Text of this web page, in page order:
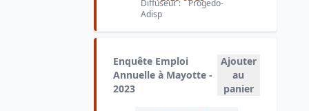
Diffuseur :
Progedo-
Adisp
Enquête Emploi
Annuelle à Mayotte -
2023
Ajouter
au
panier